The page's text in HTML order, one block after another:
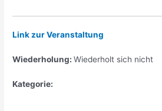
Link zur Veranstaltung
Wiederholung:Wiederholt sich nicht
Kategorie: